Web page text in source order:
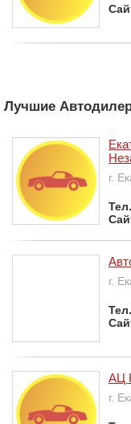
Лучшие
г.
г.
АЦ
г.